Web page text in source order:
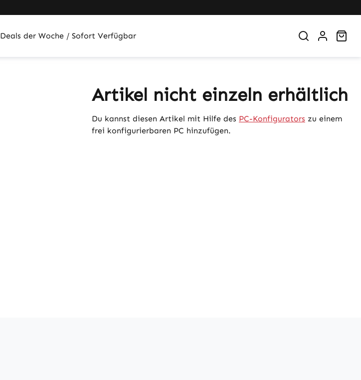
Deals der Woche / Sofort Verfügbar
Artikel nicht einzeln erhältlich
Du kannst diesen Artikel mit Hilfe des PC-Konfigurators zu einem
frei konfigurierbaren PC hinzufügen.